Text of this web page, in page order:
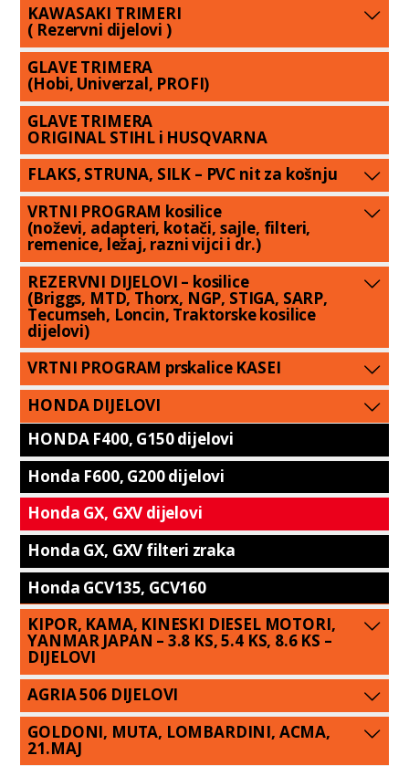
KAWASAKI TRIMERI
( Rezervni dijelovi )
GLAVE TRIMERA
(Hobi, Univerzal, PROFI)
GLAVE TRIMERA
ORIGINAL STIHL i HUSQVARNA
FLAKS, STRUNA, SILK – PVC nit za košnju
VRTNI PROGRAM kosilice
(noževi, adapteri, kotači, sajle, filteri,
remenice, ležaj, razni vijci i dr.)
REZERVNI DIJELOVI – kosilice
(Briggs, MTD, Thorx, NGP, STIGA, SARP,
Tecumseh, Loncin, Traktorske kosilice
dijelovi)
VRTNI PROGRAM prskalice KASEI
HONDA DIJELOVI
HONDA F400, G150 dijelovi
Honda F600, G200 dijelovi
Honda GX, GXV dijelovi
Honda GX, GXV filteri zraka
Honda GCV135, GCV160
KIPOR, KAMA, KINESKI DIESEL MOTORI,
YANMAR JAPAN – 3.8 KS, 5.4 KS, 8.6 KS –
DIJELOVI
AGRIA 506 DIJELOVI
GOLDONI, MUTA, LOMBARDINI, ACMA,
21.MAJ